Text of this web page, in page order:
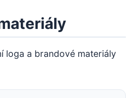
loga a brandové materiály